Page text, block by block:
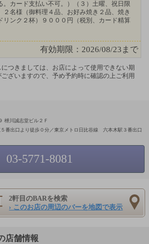
。カード支払い不可。）（３）土曜、祝日限
２名様（御料理４品、お好み焼き２品、焼き
リンク２杯）９０００円（税別、カード精算
有効期限：2026/08/23まで
つきましては、お店によって使用できない期
ざいますので、予め予約時に確認の上ご利用
枻川誠志堂ビル２Ｆ
番出口より徒歩０分／東京メトロ日比谷線 六本木駅３番出口
03-5771-8081
2軒目のBARを検索
› このお店の周辺のバーを地図で表示
店舗情報